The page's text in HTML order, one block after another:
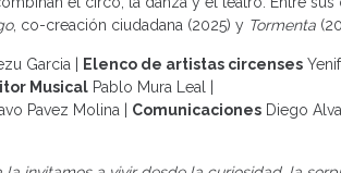
, co-creación ciudadana (2025) y Tormenta
Garcia | Elenco de artistas circenses
Musical Pablo Mura Leal |
Pavez Molina | Comunicaciones Diego